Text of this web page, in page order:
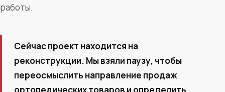
работы.
Сейчас проект находится на
реконструкции. Мы взяли паузу, чтобы
переосмыслить направление продаж